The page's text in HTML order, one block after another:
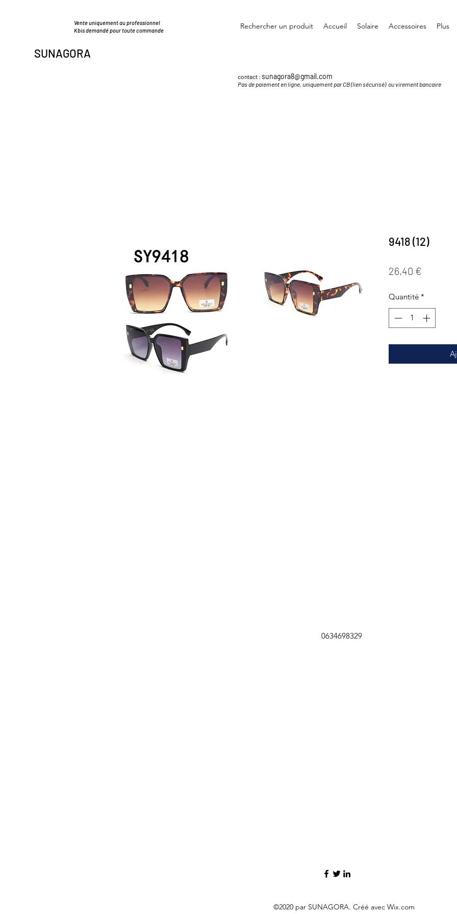
SUNAGORA
Vente uniquement au professionnel
Kbis demandé pour toute commande
Rechercher un produit Accueil Solaire Accessoires Plus
contact : sunagora8@gmail.com
Pas de paiement en ligne, uniquement par CB (lien sécurisé) ou virement bancaire
9418 (12)
26,40 €
Quantité *
0634698329
©2020 par SUNAGORA. Créé avec Wix.com